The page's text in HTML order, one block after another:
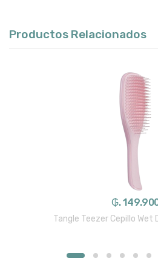
Productos Relacionados
₲.
Tangle Teezer Cepillo Wet